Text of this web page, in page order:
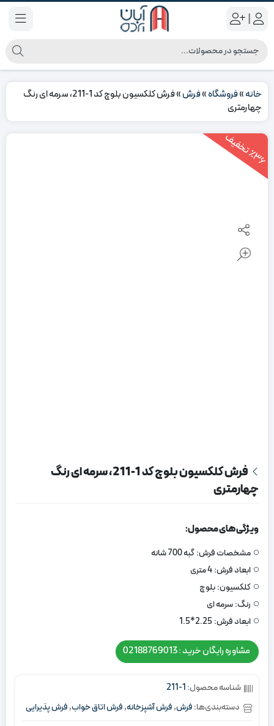
|
خانه»فروشگاه»فرش»
فرش کلکسیون بلوچ کد 1-211، سرمه ای رنگ
چهارمتری
٪3
6
ت
خ
ف
یف
فرش کلکسیون بلوچ کد 1-211، سرمه ای رنگ
چهارمتری
ویژگی های محصول:
مشخصات فرش:گبه 700 شانه
ابعاد فرش:4 متری
کلکسیون:بلوچ
رنگ:سرمه ای
ابعاد فرش: 2.25*1.5
مشاوره رایگان خرید : 02188769013
شناسه محصول:1-211
دسته‌بندی‌ها:فرش,فرش آشپزخانه,فرش اتاق خواب,فرش پذیرایی